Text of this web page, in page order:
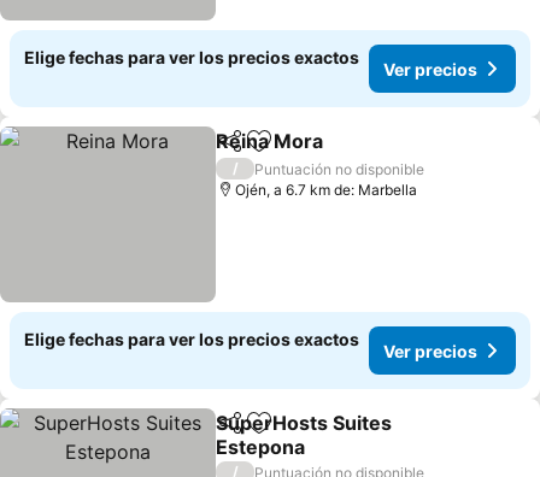
Elige fechas para ver los precios exactos
Ver precios
CompartirAgregar a favoritos
Reina Mora
/
Puntuación no disponible
Ojén, a 6.7 km de: Marbella
Elige fechas para ver los precios exactos
Ver precios
CompartirAgregar a favoritos
SuperHosts Suites
Estepona
/
Puntuación no disponible